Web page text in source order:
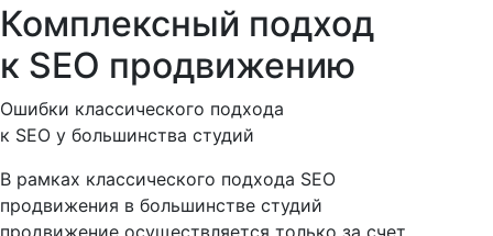
Комплексный подход
к SEO продвижению
Ошибки классического подхода
к SEO у большинства студий
В рамках классического подхода SEO
продвижения в большинстве студий
продвижение осуществляется только за счет